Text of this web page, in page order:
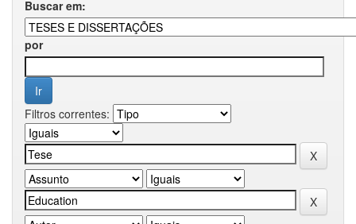
Buscar em:
por
Filtros correntes: